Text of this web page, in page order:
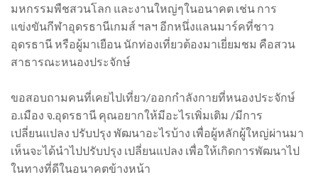
มหกรรมพืชสวนโลก และงานใหญ่ๆในอนาคต เช่น การ
แข่งขันกีฬาอุดรธานีเกมส์ ฯลฯ อีกหนึ่งแลนมาร์คที่ชาว
อุดรธานี หรือผู้มาเยือน นักท่องเที่ยวต้องมาเยี่ยมชม คือสวน
สาธารณะหนองประจักษ์
ขอสอบถามคนที่เคยไปเที่ยว/ออกกำลังกายที่หนองประจักษ์
อ.เมือง จ.อุดรธานี คุณอยากให้มีอะไรเพิ่มเติม /มีการ
เปลี่ยนแปลง ปรับปรุง พัฒนาอะไรบ้าง เพื่อผู้หลักผู้ใหญ่ผ่านมา
เห็นจะได้นำไปปรับปรุง เปลี่ยนแปลง เพื่อให้เกิดการพัฒนาไป
ในทางที่ดีในอนาคตข้างหน้า